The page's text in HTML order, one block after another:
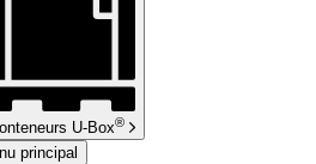
U-Box®
principal